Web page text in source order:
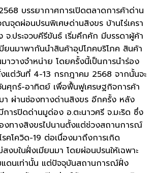
บรรยากาศการเปิดตลาดการค้าด่าน
จุดผ่อนปรนพิเศษด่านสิงขร บ้านไร่เครา
จ.ประจวบคีรีขันธ์ เริ่มคึกคัก มีบรรดาผู้ค้า
มียนมาพากันนำสินค้าอุปโภคบริโภค สินค้า
วางจำหน่าย โดยครั้งนี้เป็นการนำร่อง
แต่วันที่ 4-13 กรกฎาคม 2568 จากนั้นจะ
ศุกร์-อาทิตย์ เพื่อฟื้นฟูเศรษฐกิจการค้า
า ผ่านช่องทางด่านสิงขร อีกครั้ง หลัง
การปิดด่านมูด่อง อ.ตะนาวศรี จ.มะริด ซึ่ง
งทางสิงขรไปนานตั้งแต่ช่วงสถานการณ์
คโควิด-19 ต่อเนื่องมาถึงการเกิด
งบในฝั่งเมียนมา โดยผ่อนปรนให้เฉพาะ
ดนเท่านั้น แต่ปัจจุบันสถานการณ์ฝั่ง